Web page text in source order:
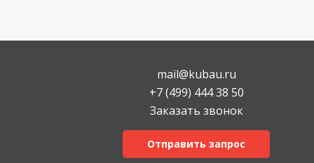
mail@kubau.ru
+7 (499) 444 38 50
Заказать звонок
Отправить запрос